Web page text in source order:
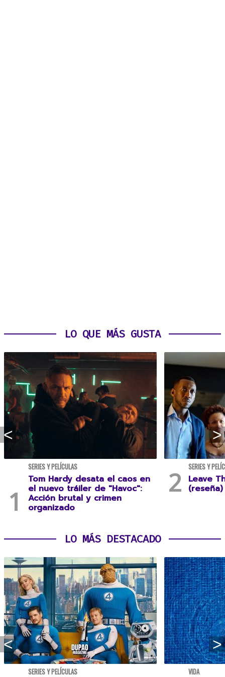
LO QUE MÁS GUSTA
SERIES Y PELÍCULAS
Tom Hardy desata el caos en
el nuevo tráiler de "Havoc":
Acción brutal y crimen
organizado
SERIES Y
Leave
(reseña)
LO MÁS DESTACADO
SERIES Y PELÍCULAS VIDA